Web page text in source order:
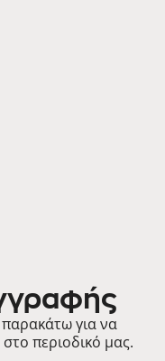
για να
περιοδικό μας.